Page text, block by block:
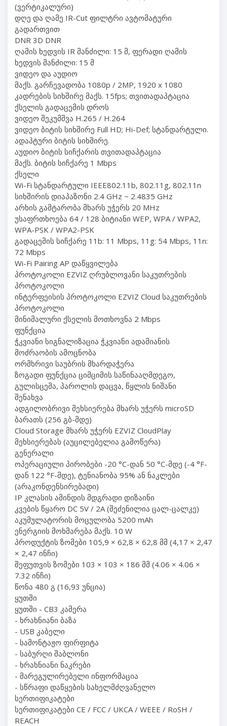
(ვერტიკალური)
დღე და ღამე IR-Cut ფილტრი ავტომატური
გადართვით
DNR 3D DNR
ღამის ხედვის IR მანძილი: 15 მ, ფერადი ღამის
ხედვის მანძილი: 15 მ
ვიდეო და აუდიო
მაქს. გარჩევადობა 1080p / 2MP, 1920 x 1080
კადრების სიხშირე მაქს. 15fps; თვითადაპტაცია
ქსელის გადაცემის დროს
ვიდეო შეკუმშვა H.265 / H.264
ვიდეო ბიტის სიხშირე Full HD; Hi-Def; სტანდარტული.
ადაპტური ბიტის სიხშირე.
აუდიო ბიტის სიჩქარის თვითადაპტაცია
მაქს. ბიტის სიჩქარე 1 Mbps
ქსელი
Wi-Fi სტანდარტული IEEE802.11b, 802.11g, 802.11n
სიხშირის დიაპაზონი 2.4 GHz ~ 2.4835 GHz
არხის გამტარობა მხარს უჭერს 20 MHz
უსაფრთხოება 64 / 128 ბიტიანი WEP, WPA / WPA2,
WPA-PSK / WPA2-PSK
გადაცემის სიჩქარე 11b: 11 Mbps, 11g: 54 Mbps, 11n:
72 Mbps
Wi-Fi Pairing AP დაწყვილება
პროტოკოლი EZVIZ ღრუბლოვანი საკუთრების
პროტოკოლი
ინტერფეისის პროტოკოლი EZVIZ Cloud საკუთრების
პროტოკოლი
მინიმალური ქსელის მოთხოვნა 2 Mbps
ფუნქცია
ჭკვიანი სიგნალიზაცია ჭკვიანი ადამიანის
მოძრაობის ამოცნობა
ორმხრივი საუბრის მხარდაჭერა
ზოგადი ფუნქცია ციმციმის საწინააღმდეგო,
გულისცემა, პაროლის დაცვა, წყლის ნიშანი
შენახვა
ადგილობრივი მეხსიერება მხარს უჭერს microSD
ბარათს (256 გბ-მდე)
Cloud Storage მხარს უჭერს EZVIZ CloudPlay
მეხსიერებას (აუცილებელია გამოწერა)
გენერალი
ოპერაციული პირობები -20 °C-დან 50 °C-მდე (-4 °F-
დან 122 °F-მდე), ტენიანობა 95% ან ნაკლები
(არაკონდენსირებადი)
IP კლასის ამინდის მდგრადი დიზაინი
კვების წყარო DC 5V / 2A (შეძენილია ცალ-ცალკე)
აკუმულატორის მოცულობა 5200 mAh
ენერგიის მოხმარება მაქს. 10 W
პროდუქტის ზომები 105,9 × 62,8 × 62,8 მმ (4,17 × 2,47
× 2,47 ინჩი)
შეფუთვის ზომები 103 × 103 × 186 მმ (4.06 × 4.06 ×
7.32 ინჩი)
წონა 480 გ (16,93 უნცია)
ყუთში
ყუთში - CB3 კამერა
- ხრახნიანი ბაზა
- USB კაბელი
- სამონტაჟო ფირფიტა
- საბურღი შაბლონი
- ხრახნიანი ნაკრები
- მარეგულირებელი ინფორმაცია
- სწრაფი დაწყების სახელმძღვანელო
სერთიფიკატები
სერთიფიკატები CE / FCC / UKCA / WEEE / RoSH /
REACH